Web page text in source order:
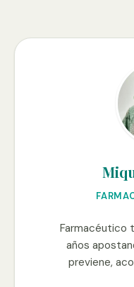
Farmacéutico
años
previene,